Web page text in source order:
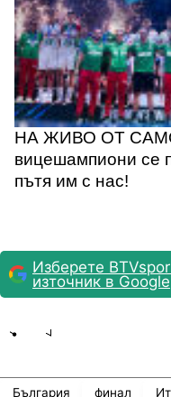
НА ЖИВО ОТ
вицешампиони се
пътя им с нас!
Изберете
източник в Google
България финал